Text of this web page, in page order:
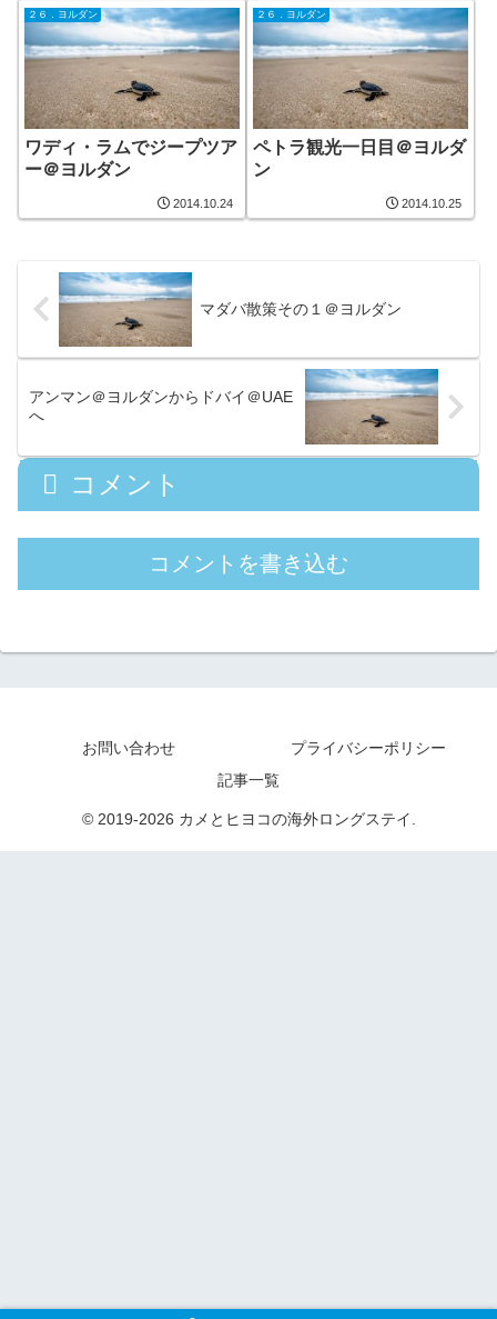
２６．ヨルダン
ワディ・ラムでジープツア
ー＠ヨルダン
2014.10.24
２６．ヨルダン
ペトラ観光一日目＠ヨルダ
ン
2014.10.25
マダバ散策その１＠ヨルダン
アンマン＠ヨルダンからドバイ＠UAE
へ
コメント
コメントを書き込む
お問い合わせ
プライバシーポリシー
記事一覧
© 2019-2026 カメとヒヨコの海外ロングステイ.